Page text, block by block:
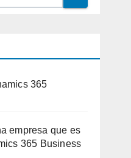
365
empresa que es
365 Business